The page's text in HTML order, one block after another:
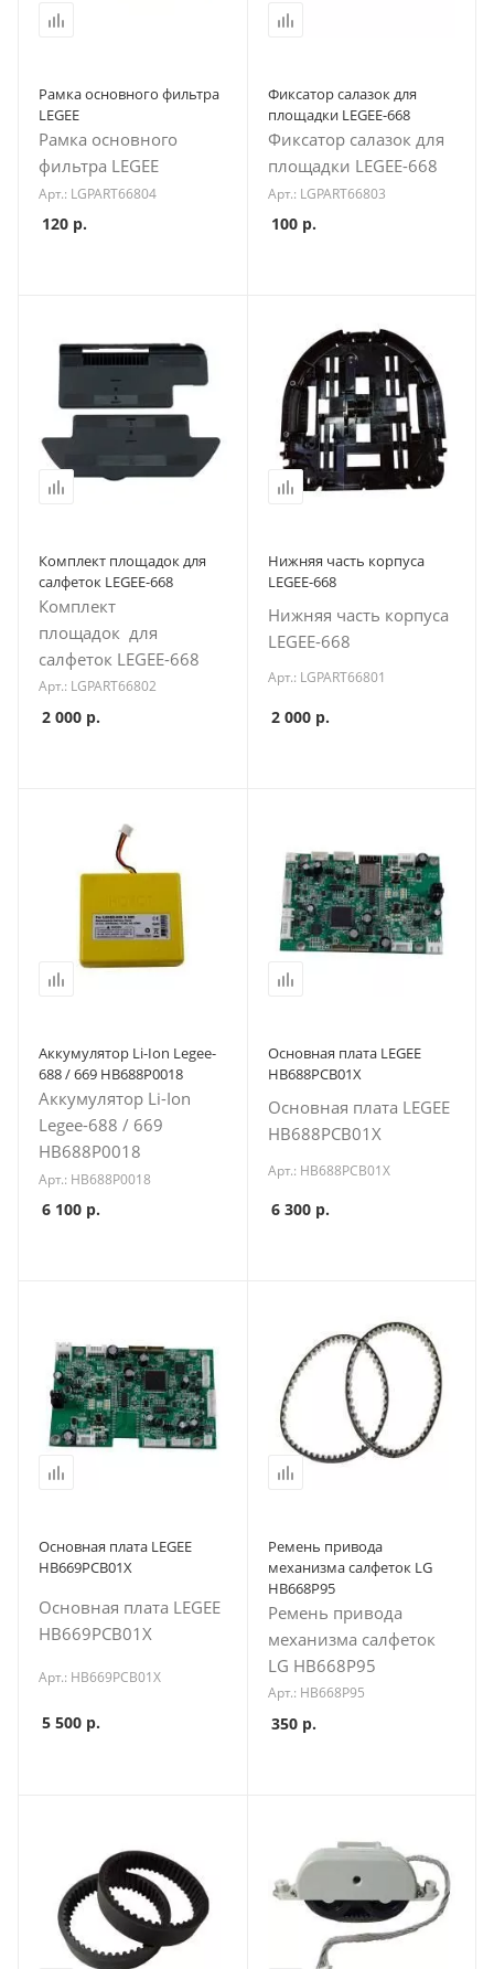
Рамка основного фильтра
LEGEE
Рамка основного
фильтра LEGEE
Арт.: LGPART66804
120 р.
Фиксатор салазок для
площадки LEGEE-668
Фиксатор салазок для
площадки LEGEE-668
Арт.: LGPART66803
100р.
Комплект площадок для
салфеток LEGEE-668
Комплект
площадок для
салфеток LEGEE-668
Арт.: LGPART66802
2 000 р.
Нижняя часть корпуса
LEGEE-668
Нижняя часть корпуса
LEGEE-668
Арт.: LGPART66801
2 000р.
Аккумулятор Li-Ion Legee-
688 / 669 HB688P0018
Аккумулятор Li-Ion
Legee-688 / 669
HB688P0018
Арт.: HB688P0018
6 100 р.
Основная плата LEGEE
HB688PCB01X
Основная плата LEGEE
HB688PCB01X
Арт.: HB688PCB01X
6 300р.
Основная плата LEGEE
HB669PCB01X
Основная плата LEGEE
HB669PCB01X
Арт.: HB669PCB01X
5 500 р.
Ремень привода
механизма салфеток LG
HB668P95
Ремень привода
механизма салфеток
LG HB668P95
Арт.: HB668P95
350р.